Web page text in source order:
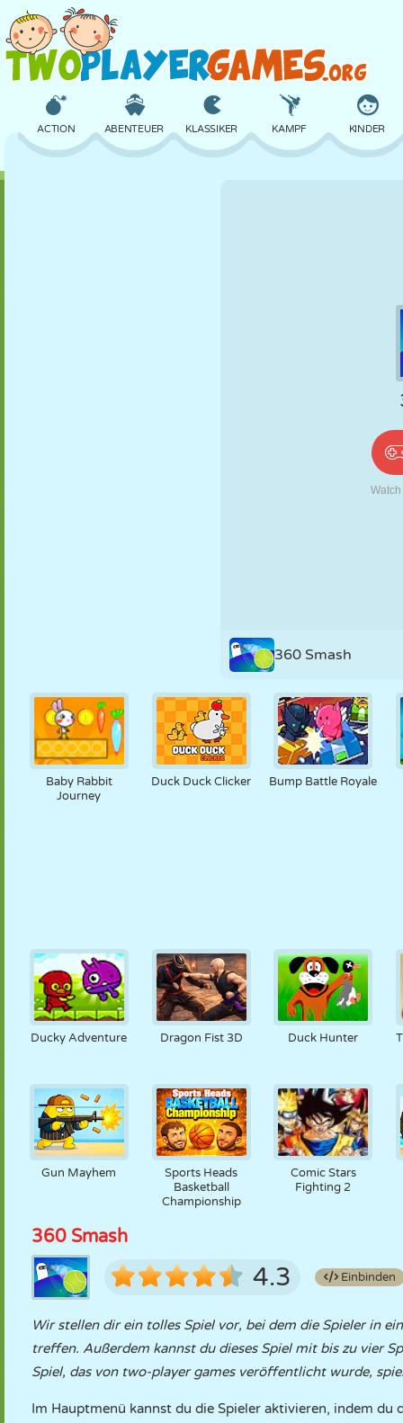
ACTION ABENTEUER KLASSIKER KAMPF KINDER
TIC TAC TOE
360 Smash
Baby Rabbit
Journey
Duck Duck Clicker Bump Battle Royale
Ducky Adventure Dragon Fist 3D Duck Hunter
Gun Mayhem
Sports Heads
Basketball
Championship
Comic Stars
Fighting 2
360 Smash
4.3 Einbinden
Wir stellen dir ein tolles Spiel vor, bei dem die Spieler in
treffen. Außerdem kannst du dieses Spiel mit bis zu vier
Spiel, das von two-player games veröffentlicht wurde,
Im Hauptmenü kannst du die Spieler aktivieren, indem